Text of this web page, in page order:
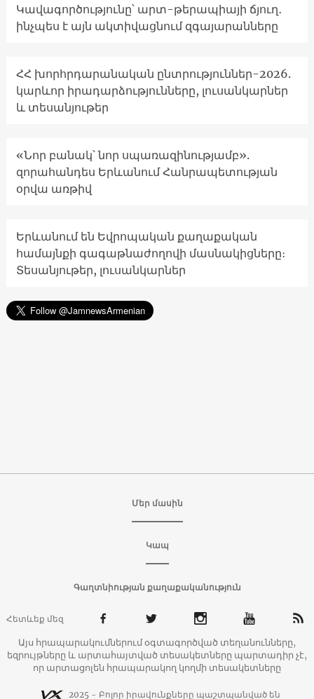
Կավագործությունը՝ արտ-թերապիայի ճյուղ․
ինչպես է այն ակտիվացնում զգայարանները
ՀՀ խորհրդարանական ընտրություններ-2026.
կարևոր իրադարձությունները, լուսանկարներ
և տեսանյութեր
«Նոր բանակ՝ նոր սպառազինությամբ».
զորահանդես Երևանում Հանրապետության
օրվա առթիվ
Երևանում են Եվրոպական քաղաքական
համայնքի գագաթնաժողովի մասնակիցները։
Տեսանյութեր, լուսանկարներ
Մեր մասին
Կապ
Գաղտնիության քաղաքականություն
Հետևեք մեզ
Այս հրապարակումներում օգտագործված տեղանունները,
եզրույթները և արտահայտված տեսակետները պարտադիր չէ,
որ արտացոլեն հրապարակող կողմի տեսակետները
2025 - Բոլոր իրավունքները պաշտպանված են